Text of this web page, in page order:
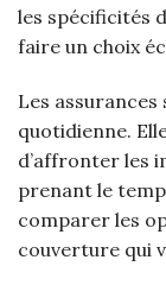
les spécificités
faire un choix
Les
quotidienne.
d’affronter les
prenant le
comparer les
couverture qui